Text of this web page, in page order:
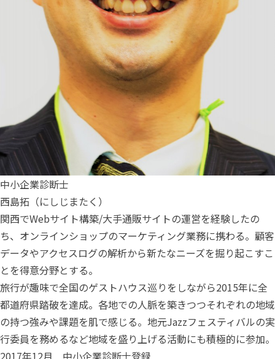
中小企業診断士
西島拓（にしじまたく）
関西でWebサイト構築/大手通販サイトの運営を経験したの
ち、オンラインショップのマーケティング業務に携わる。顧客
データやアクセスログの解析から新たなニーズを掘り起こすこ
とを得意分野とする。
旅行が趣味で全国のゲストハウス巡りをしながら2015年に全
都道府県踏破を達成。各地での人脈を築きつつそれぞれの地域
の持つ強みや課題を肌で感じる。地元Jazzフェスティバルの実
行委員を務めるなど地域を盛り上げる活動にも積極的に参加。